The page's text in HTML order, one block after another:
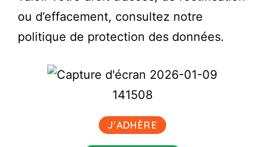
ou d’effacement, consultez notre
politique de protection des données.
J'ADHÈRE